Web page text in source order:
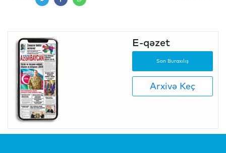
E-qəzet
Son Buraxılış
Arxivə Keç